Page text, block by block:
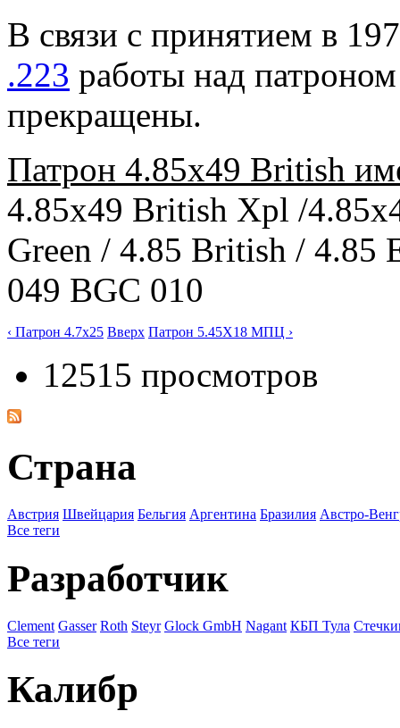
В связи с принятием в
.223 работы над
прекращены.
Патрон 4.85x49 British
4.85x49 British Xpl /
Green / 4.85 British / 4.85
049 BGC 010
‹ Патрон 4.7x25 Вверх Патрон 5.45X18 МПЦ ›
12515 просмотров
Страна
Австрия Швейцария Бельгия Аргентина Бразилия Австро-
Все теги
Разработчик
Clement Gasser Roth Steyr Glock GmbH Nagant КБП Тула
Все теги
Калибр